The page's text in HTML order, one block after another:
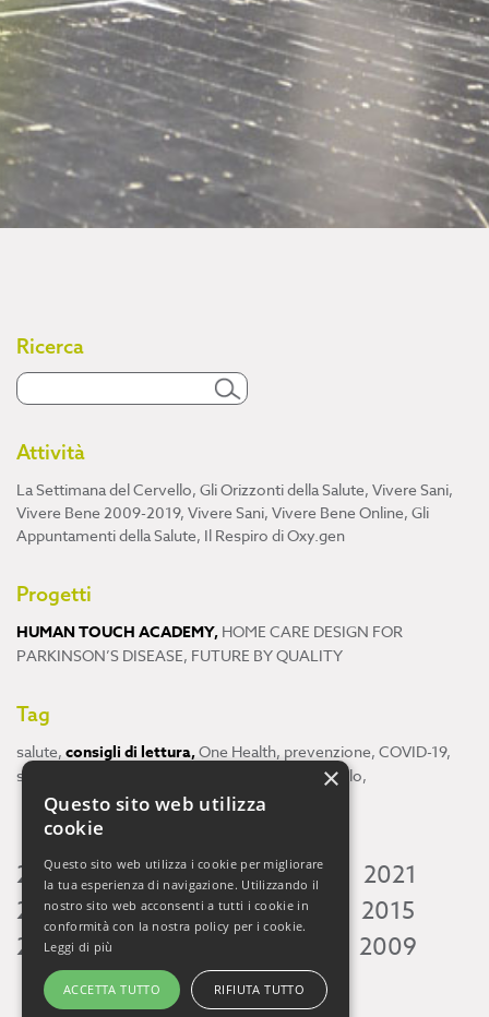
Ricerca
Attività
La Settimana del Cervello, Gli Orizzonti della Salute, Vivere Sani,
Vivere Bene 2009-2019, Vivere Sani, Vivere Bene Online, Gli
Appuntamenti della Salute, Il Respiro di Oxy.gen
Progetti
HUMAN TOUCH ACADEMY, HOME CARE DESIGN FOR
PARKINSON’S DISEASE, FUTURE BY QUALITY
Tag
salute, consigli di lettura,One Health, prevenzione, COVID-19,
scienza
cervello,
2026 2025 2024 2023 2022
2021
2020 2019 2018 2017 2016
2015
2014 2013 2009
×
Questo sito web utilizza
cookie
Questo sito web utilizza i cookie per migliorare
la tua esperienza di navigazione. Utilizzando il
nostro sito web acconsenti a tutti i cookie in
conformità con la nostra policy per i cookie.
Leggi di più
ACCETTA TUTTO RIFIUTA TUTTO